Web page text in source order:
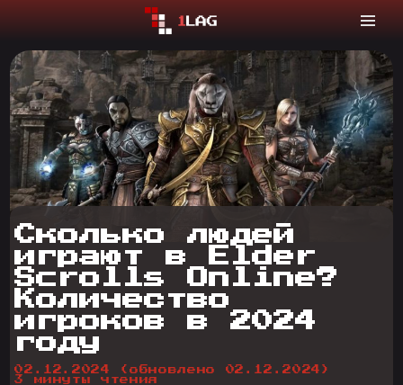
Сколько людей
играют в Elder
Scrolls Online?
Количество
игроков в 2024
году
02.12.2024
(обновлено 02.12.2024)
3 минуты чтения